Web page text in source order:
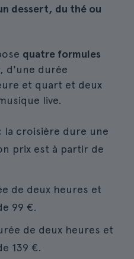
dessert, du thé ou
quatre formules
d'une durée
et quart et deux
live.
la croisière dure une
prix est à partir de
de deux heures et
99 €.
de deux heures et
139 €.